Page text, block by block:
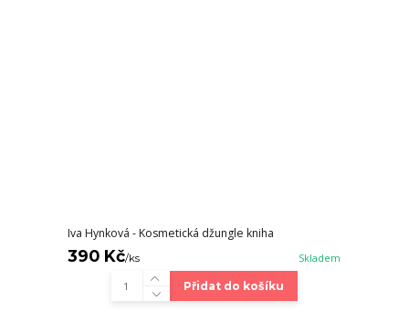
Iva Hynková - Kosmetická džungle kniha
390 Kč/ks Skladem
Přidat do košíku